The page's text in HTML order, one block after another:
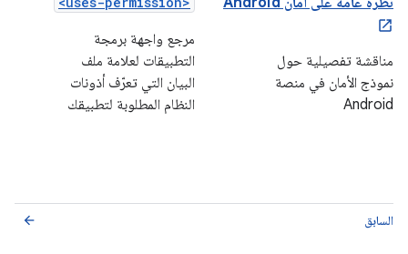
مرجع واجهة برمجة
التطبيقات لعلامة ملف
البيان التي تعرّف أذونات
النظام المطلوبة لتطبيقك
مناقشة تفصيلية حول
نموذج الأمان في منصة
Android
السابق arrow_back